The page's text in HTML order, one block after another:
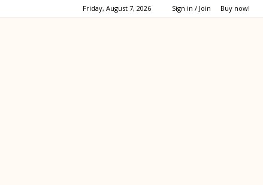
Friday, August 7, 2026 Sign in / Join Buy now!